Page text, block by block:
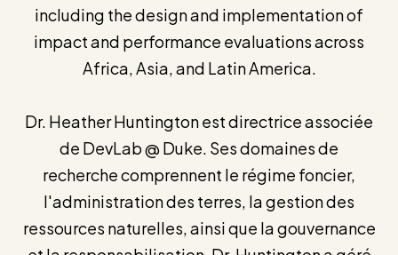
including the design and implementation of
impact and performance evaluations across
Africa, Asia, and Latin America.
Dr. Heather Huntington est directrice associée
de DevLab @ Duke. Ses domaines de
recherche comprennent le régime foncier,
l'administration des terres, la gestion des
ressources naturelles, ainsi que la gouvernance